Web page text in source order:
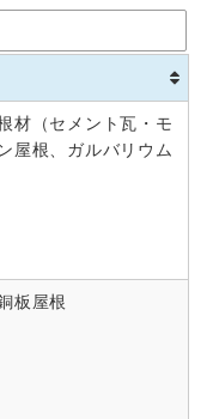
材（セメント瓦・モ
屋根、ガルバリウム
板屋根